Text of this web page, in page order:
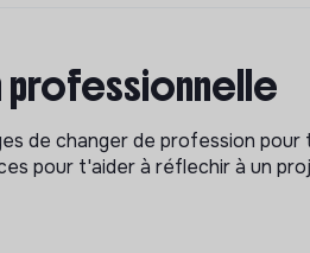
professionnelle
de changer de profession pour
pour t'aider à réflechir à un